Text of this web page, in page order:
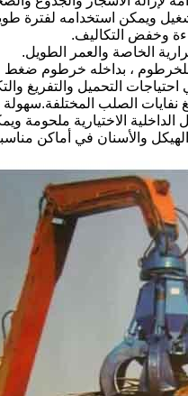
الداخلية الاختيارية
والأسنان في أماكن